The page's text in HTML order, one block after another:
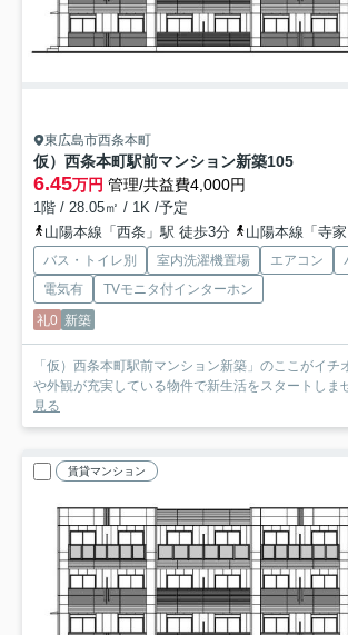
東広島市西条本町
仮）西条本町駅前マンション新築105
6.45万円 管理/共益費4,000円
1階 / 28.05㎡ / 1K /予定
山陽本線「西条」駅 徒歩3分
山陽本線「寺
バス・トイレ別 室内洗濯機置場 エアコン
電気有
TVモニタ付インターホン
礼0 新築
「仮）西条本町駅前マンション新築」のここがイチ
や外観が充実している物件で新生活をスタートしま
見る
賃貸マンション